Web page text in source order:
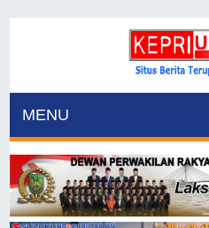
MENU